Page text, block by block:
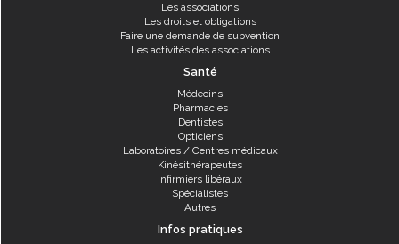
Les associations
Les droits et obligations
Faire une demande de subvention
Les activités des associations
Santé
Médecins
Pharmacies
Dentistes
Opticiens
Laboratoires / Centres médicaux
Kinésithérapeutes
Infirmiers libéraux
Spécialistes
Autres
Infos pratiques